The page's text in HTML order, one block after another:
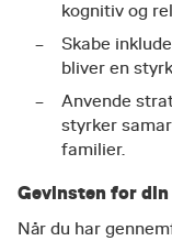
kognitiv og
Skabe
bliver en
Anvende
styrker
familier.
Gevinsten for
Når du har